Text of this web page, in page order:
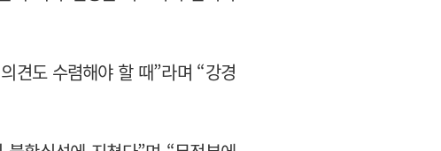
견도 수렴해야 할 때”라며 “강경